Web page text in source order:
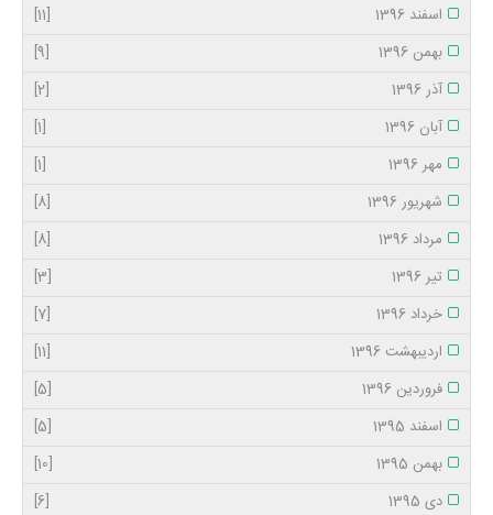
اسفند 1396
[11]
بهمن 1396
[9]
آذر 1396
[2]
آبان 1396
[1]
مهر 1396
[1]
شهریور 1396
[8]
مرداد 1396
[8]
تیر 1396
[3]
خرداد 1396
[7]
اردیبهشت 1396
[11]
فروردین 1396
[5]
اسفند 1395
[5]
بهمن 1395
[10]
دی 1395
[6]